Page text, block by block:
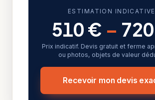
ESTIMATION INDICATIVE
510 € –
Prix indicatif. Devis gratuit et ferme
ou photos, objets de valeur
Recevoir mon devis